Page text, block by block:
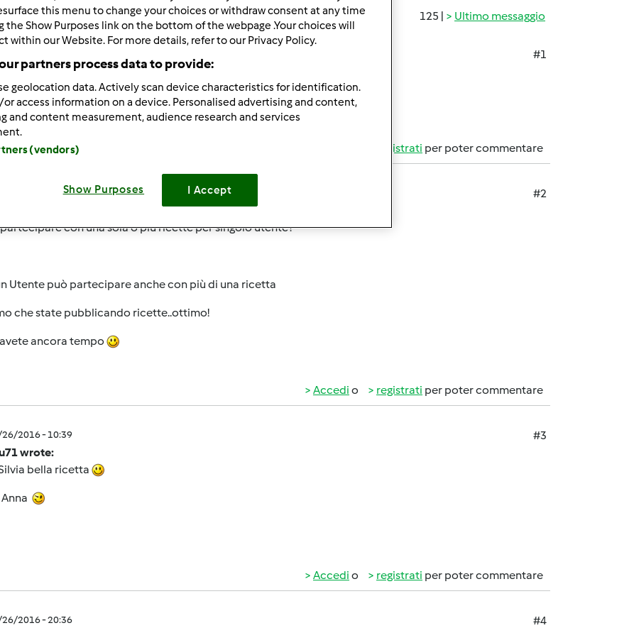
125 | Ultimo messaggio
#1
tutte complimenti
registrati per poter commentare
26/2016 - 09:59
#2
con una sola o più ricette per singolo utente?
Utente può partecipare anche con più di una ricetta
che state pubblicando ricette..ottimo!
ancora tempo
Accedi o registrati per poter commentare
26/2016 - 10:39
#3
wrote:
bella ricetta
Accedi o registrati per poter commentare
26/2016 - 20:36
#4
this menu to change your choices or withdraw consent at any time
the Show Purposes link on the bottom of the webpage .Your choices will
within our Website. For more details, refer to our Privacy Policy.
partners process data to provide:
geolocation data. Actively scan device characteristics for identification.
or access information on a device. Personalised advertising and content,
and content measurement, audience research and services
(vendors)
Show Purposes I Accept